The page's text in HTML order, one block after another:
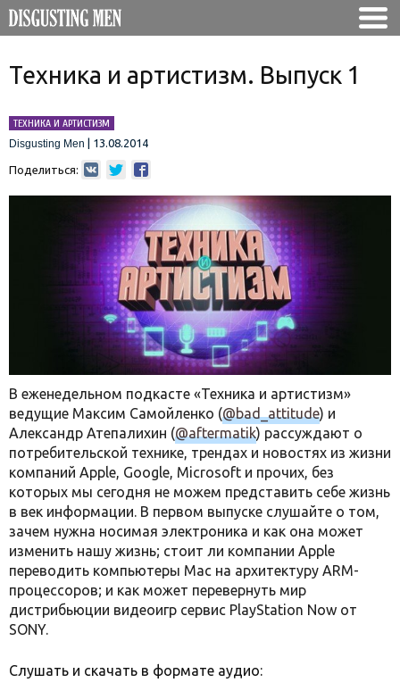
Техника и артистизм. Выпуск 1
ТЕХНИКА И АРТИСТИЗМ
Disgusting Men
13.08.2014
Поделиться:
В еженедельном подкасте «Техника и артистизм»
ведущие Максим Самойленко (@bad_attitude) и
Александр Атепалихин (@aftermatik) рассуждают о
потребительской технике, трендах и новостях из жизни
компаний Apple, Google, Microsoft и прочих, без
которых мы сегодня не можем представить себе жизнь
в век информации. В первом выпуске слушайте о том,
зачем нужна носимая электроника и как она может
изменить нашу жизнь; стоит ли компании Apple
переводить компьютеры Mac на архитектуру ARM-
процессоров; и как может перевернуть мир
дистрибьюции видеоигр сервис PlayStation Now от
SONY.
Слушать и скачать в формате аудио: